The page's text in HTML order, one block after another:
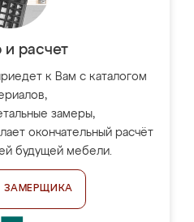
и расчет
к Вам с каталогом
замеры,
окончательный расчёт
будущей мебели.
ЗАМЕРЩИКА